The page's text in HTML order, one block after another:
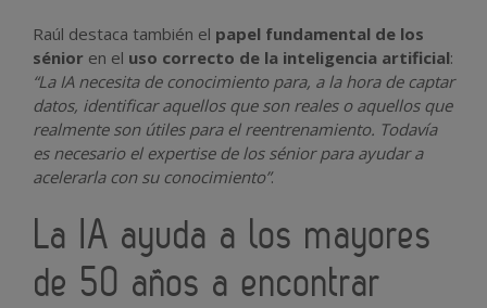
Raúl destaca también el papel fundamental de los
sénior en el uso correcto de la inteligencia artificial:
“La IA necesita de conocimiento para, a la hora de captar
datos, identificar aquellos que son reales o aquellos que
realmente son útiles para el reentrenamiento. Todavía
es necesario el expertise de los sénior para ayudar a
acelerarla con su conocimiento”.
La IA ayuda a los mayores
de 50 años a encontrar